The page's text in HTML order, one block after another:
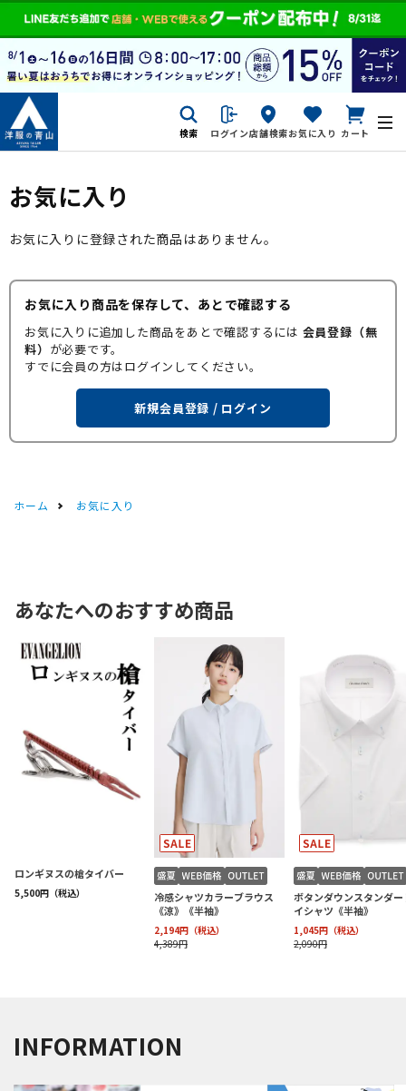
検索 ログイン店舗検索お気に入り カート
お気に入り
お気に入りに登録された商品はありません。
お気に入り商品を保存して、あとで確認する
お気に入りに追加した商品をあとで確認するには 会員登録（無
料） が必要です。
すでに会員の方はログインしてください。
新規会員登録 / ログイン
ホーム お気に入り
INFORMATION